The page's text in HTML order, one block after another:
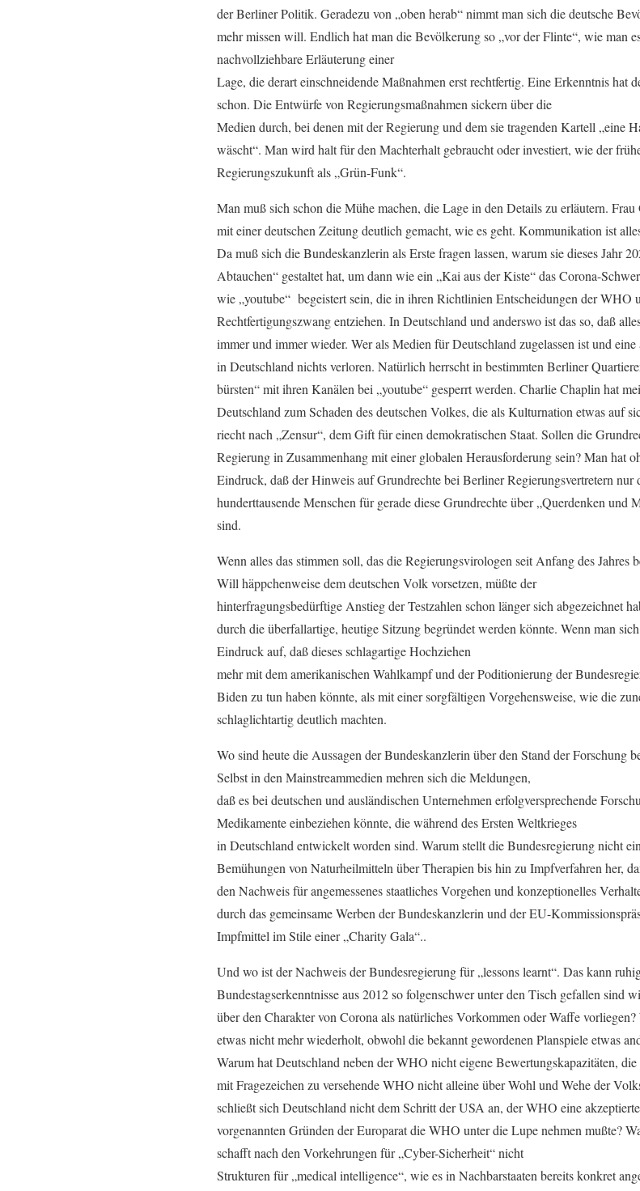
der Berliner Politik. Geradezu von „oben herab“ nimmt man sich die deutsche
mehr missen will. Endlich hat man die Bevölkerung so „vor der Flinte“, wie man
nachvollziehbare Erläuterung einer
Lage, die derart einschneidende Maßnahmen erst rechtfertig. Eine Erkenntnis hat
schon. Die Entwürfe von Regierungsmaßnahmen sickern über die
Medien durch, bei denen mit der Regierung und dem sie tragenden Kartell „eine
wäscht“. Man wird halt für den Machterhalt gebraucht oder investiert, wie der
Regierungszukunft als „Grün-Funk“.
Man muß sich schon die Mühe machen, die Lage in den Details zu erläutern.
mit einer deutschen Zeitung deutlich gemacht, wie es geht. Kommunikation ist
Da muß sich die Bundeskanzlerin als Erste fragen lassen, warum sie dieses Jahr
Abtauchen“ gestaltet hat, um dann wie ein „Kai aus der Kiste“ das Corona-
wie „youtube“ begeistert sein, die in ihren Richtlinien Entscheidungen der WHO
Rechtfertigungszwang entziehen. In Deutschland und anderswo ist das so, daß
immer und immer wieder. Wer als Medien für Deutschland zugelassen ist und
in Deutschland nichts verloren. Natürlich herrscht in bestimmten Berliner
bürsten“ mit ihren Kanälen bei „youtube“ gesperrt werden. Charlie Chaplin hat
Deutschland zum Schaden des deutschen Volkes, die als Kulturnation etwas auf
riecht nach „Zensur“, dem Gift für einen demokratischen Staat. Sollen die
Regierung in Zusammenhang mit einer globalen Herausforderung sein? Man hat
Eindruck, daß der Hinweis auf Grundrechte bei Berliner Regierungsvertretern nur
hunderttausende Menschen für gerade diese Grundrechte über „Querdenken und
sind.
Wenn alles das stimmen soll, das die Regierungsvirologen seit Anfang des Jahres
Will häppchenweise dem deutschen Volk vorsetzen, müßte der
hinterfragungsbedürftige Anstieg der Testzahlen schon länger sich abgezeichnet
durch die überfallartige, heutige Sitzung begründet werden könnte. Wenn man
Eindruck auf, daß dieses schlagartige Hochziehen
mehr mit dem amerikanischen Wahlkampf und der Poditionierung der
Biden zu tun haben könnte, als mit einer sorgfältigen Vorgehensweise, wie die
schlaglichtartig deutlich machten.
Wo sind heute die Aussagen der Bundeskanzlerin über den Stand der Forschung
Selbst in den Mainstreammedien mehren sich die Meldungen,
daß es bei deutschen und ausländischen Unternehmen erfolgversprechende
Medikamente einbeziehen könnte, die während des Ersten Weltkrieges
in Deutschland entwickelt worden sind. Warum stellt die Bundesregierung nicht
Bemühungen von Naturheilmitteln über Therapien bis hin zu Impfverfahren her,
den Nachweis für angemessenes staatliches Vorgehen und konzeptionelles
durch das gemeinsame Werben der Bundeskanzlerin und der EU-
Impfmittel im Stile einer „Charity Gala“..
Und wo ist der Nachweis der Bundesregierung für „lessons learnt“. Das kann
Bundestagserkenntnisse aus 2012 so folgenschwer unter den Tisch gefallen sind
über den Charakter von Corona als natürliches Vorkommen oder Waffe
etwas nicht mehr wiederholt, obwohl die bekannt gewordenen Planspiele etwas
Warum hat Deutschland neben der WHO nicht eigene Bewertungskapazitäten,
mit Fragezeichen zu versehende WHO nicht alleine über Wohl und Wehe der
schließt sich Deutschland nicht dem Schritt der USA an, der WHO eine
vorgenannten Gründen der Europarat die WHO unter die Lupe nehmen mußte?
schafft nach den Vorkehrungen für „Cyber-Sicherheit“ nicht
Strukturen für „medical intelligence“, wie es in Nachbarstaaten bereits konkret